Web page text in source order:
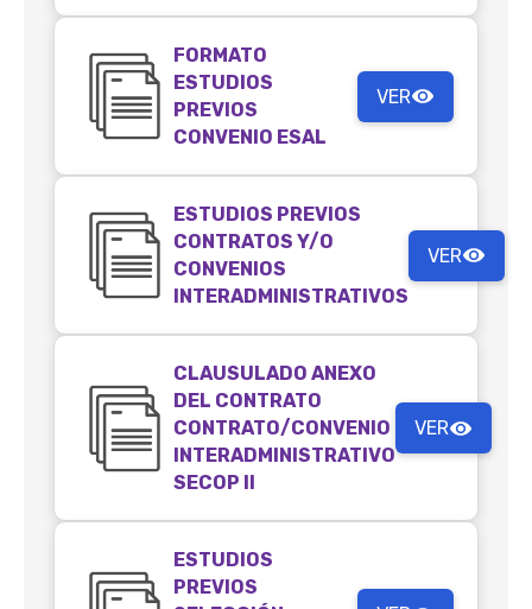
FORMATO
ESTUDIOS
PREVIOS
CONVENIO ESAL
VER
ESTUDIOS PREVIOS
CONTRATOS Y/O
CONVENIOS
INTERADMINISTRATIVOS
VER
CLAUSULADO ANEXO
DEL CONTRATO
CONTRATO/CONVENIO
INTERADMINISTRATIVO
SECOP II
VER
ESTUDIOS
PREVIOS